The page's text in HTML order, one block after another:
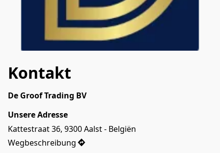
Kontakt
De Groof Trading BV
Unsere Adresse
Kattestraat 36, 9300 Aalst - Belgiën
Wegbeschreibung